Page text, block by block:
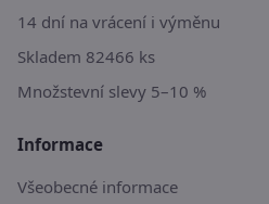
14 dní na vrácení i výměnu
Skladem 82466 ks
Množstevní slevy 5–10 %
Informace
Všeobecné informace